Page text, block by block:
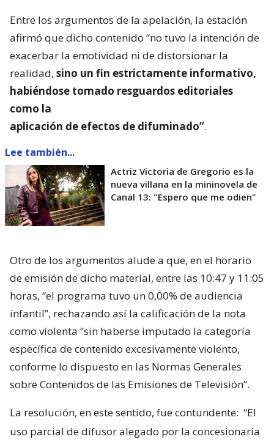
Entre los argumentos de la apelación, la estación
afirmó que dicho contenido “no tuvo la intención de
exacerbar la emotividad ni de distorsionar la
realidad, sino un fin estrictamente informativo,
habiéndose tomado resguardos editoriales
como la
aplicación de efectos de difuminado”.
Lee también...
Actriz Victoria de Gregorio es la
nueva villana en la mininovela de
Canal 13: "Espero que me odien"
Otro de los argumentos alude a que, en el horario
de emisión de dicho material, entre las 10:47 y 11:05
horas, “el programa tuvo un 0,00% de audiencia
infantil”, rechazando así la calificación de la nota
como violenta “sin haberse imputado la categoría
específica de contenido excesivamente violento,
conforme lo dispuesto en las Normas Generales
sobre Contenidos de las Emisiones de Televisión”.
La resolución, en este sentido, fue contundente: “El
uso parcial de difusor alegado por la concesionaria